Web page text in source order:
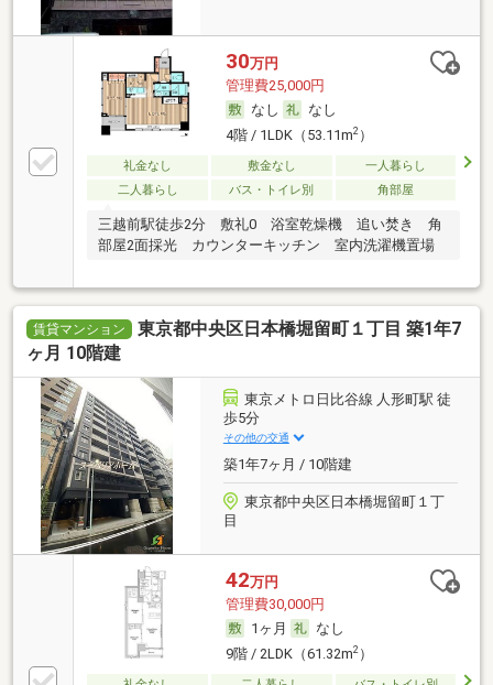
30万円
管理費25,000円
なし
なし
4階 / 1LDK（53.11m2）
礼金なし 敷金なし
一人暮らし
二人暮らし
バス・トイレ別 角部屋
三越前駅徒歩2分 敷礼0 浴室乾燥機 追い焚き 角
部屋2面採光 カウンターキッチン 室内洗濯機置場
賃貸マンション
東京都中央区日本橋堀留町１丁目 築1年7
ヶ月 10階建
東京メトロ日比谷線 人形町駅 徒
歩5分
その他の交通
築1年7ヶ月 / 10階建
東京都中央区日本橋堀留町１丁
目
42万円
管理費30,000円
1ヶ月
なし
9階 / 2LDK（61.32m2）